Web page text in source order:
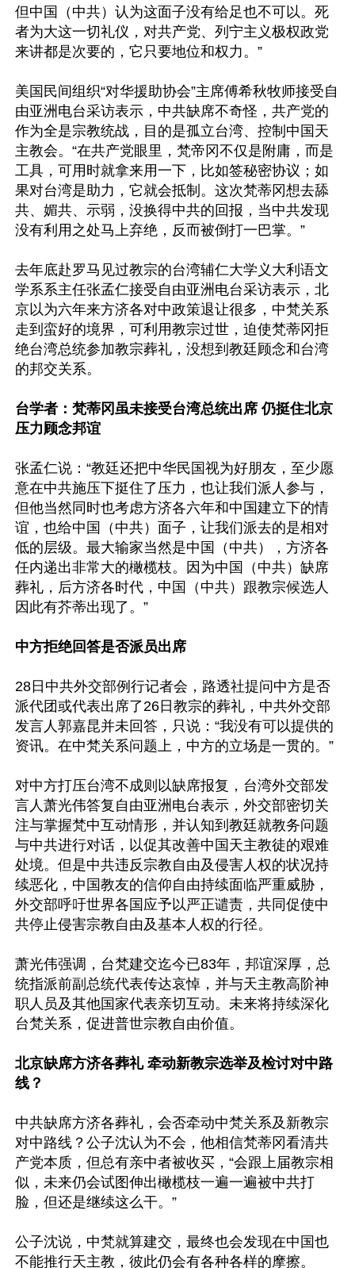
但中国（中共）认为这面子没有给足也不可以。死
者为大这一切礼仪，对共产党、列宁主义极权政党
来讲都是次要的，它只要地位和权力。”
美国民间组织“对华援助协会”主席傅希秋牧师接受自
由亚洲电台采访表示，中共缺席不奇怪，共产党的
作为全是宗教统战，目的是孤立台湾、控制中国天
主教会。“在共产党眼里，梵帝冈不仅是附庸，而是
工具，可用时就拿来用一下，比如签秘密协议；如
果对台湾是助力，它就会抵制。这次梵蒂冈想去舔
共、媚共、示弱，没换得中共的回报，当中共发现
没有利用之处马上弃绝，反而被倒打一巴掌。”
去年底赴罗马见过教宗的台湾辅仁大学义大利语文
学系系主任张孟仁接受自由亚洲电台采访表示，北
京以为六年来方济各对中政策退让很多，中梵关系
走到蛮好的境界，可利用教宗过世，迫使梵蒂冈拒
绝台湾总统参加教宗葬礼，没想到教廷顾念和台湾
的邦交关系。
台学者：梵蒂冈虽未接受台湾总统出席 仍挺住北京
压力顾念邦谊
张孟仁说：“教廷还把中华民国视为好朋友，至少愿
意在中共施压下挺住了压力，也让我们派人参与，
但他当然同时也考虑方济各六年和中国建立下的情
谊，也给中国（中共）面子，让我们派去的是相对
低的层级。最大输家当然是中国（中共），方济各
任内递出非常大的橄榄枝。因为中国（中共）缺席
葬礼，后方济各时代，中国（中共）跟教宗候选人
因此有芥蒂出现了。”
中方拒绝回答是否派员出席
28日中共外交部例行记者会，路透社提问中方是否
派代团或代表出席了26日教宗的葬礼，中共外交部
发言人郭嘉昆并未回答，只说：“我没有可以提供的
资讯。在中梵关系问题上，中方的立场是一贯的。”
对中方打压台湾不成则以缺席报复，台湾外交部发
言人萧光伟答复自由亚洲电台表示，外交部密切关
注与掌握梵中互动情形，并认知到教廷就教务问题
与中共进行对话，以促其改善中国天主教徒的艰难
处境。但是中共违反宗教自由及侵害人权的状况持
续恶化，中国教友的信仰自由持续面临严重威胁，
外交部呼吁世界各国应予以严正谴责，共同促使中
共停止侵害宗教自由及基本人权的行径。
萧光伟强调，台梵建交迄今已83年，邦谊深厚，总
统指派前副总统代表传达哀悼，并与天主教高阶神
职人员及其他国家代表亲切互动。未来将持续深化
台梵关系，促进普世宗教自由价值。
北京缺席方济各葬礼 牵动新教宗选举及检讨对中路
线？
中共缺席方济各葬礼，会否牵动中梵关系及新教宗
对中路线？公子沈认为不会，他相信梵蒂冈看清共
产党本质，但总有亲中者被收买，“会跟上届教宗相
似，未来仍会试图伸出橄榄枝一遍一遍被中共打
脸，但还是继续这么干。”
公子沈说，中梵就算建交，最终也会发现在中国也
不能推行天主教，彼此仍会有各种各样的摩擦。